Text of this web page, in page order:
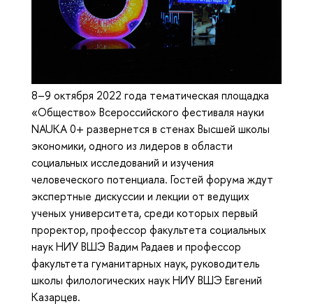
8–9 октября 2022 года тематическая площадка
«Общество» Всероссийского фестиваля науки
NAUKA 0+ развернется в стенах Высшей школы
экономики, одного из лидеров в области
социальных исследований и изучения
человеческого потенциала. Гостей форума ждут
экспертные дискуссии и лекции от ведущих
ученых университета, среди которых первый
проректор, профессор факультета социальных
наук НИУ ВШЭ Вадим Радаев и профессор
факультета гуманитарных наук, руководитель
школы филологических наук НИУ ВШЭ Евгений
Казарцев.